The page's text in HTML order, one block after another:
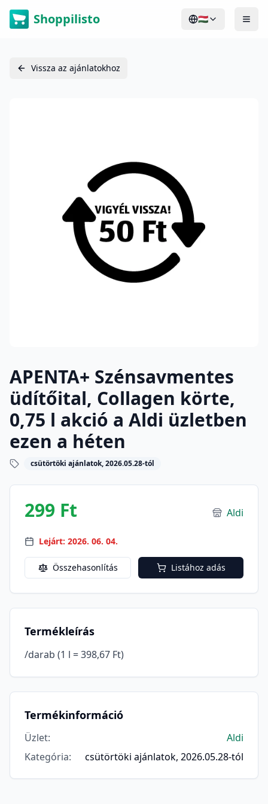
Shoppilisto 🇭🇺
Vissza az ajánlatokhoz
APENTA+ Szénsavmentes
üdítőital, Collagen körte,
0,75 l akció a Aldi üzletben
ezen a héten
csütörtöki ajánlatok, 2026.05.28-tól
299 Ft Aldi
Lejárt: 2026. 06. 04.
Összehasonlítás Listához adás
Termékleírás
/darab (1 l = 398,67 Ft)
Termékinformáció
Üzlet:
Aldi
Kategória: csütörtöki ajánlatok, 2026.05.28-tól